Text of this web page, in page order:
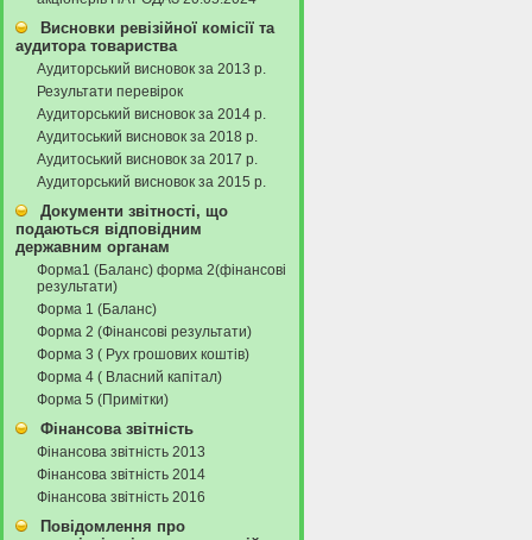
Висновки ревізійної комісії та
аудитора товариства
Аудиторський висновок за 2013 р.
Результати перевірок
Аудиторський висновок за 2014 р.
Аудитоський висновок за 2018 р.
Аудитоський висновок за 2017 р.
Аудиторський висновок за 2015 р.
Документи звітності, що
подаються відповідним
державним органам
Форма1 (Баланс) форма 2(фінансові
результати)
Форма 1 (Баланс)
Форма 2 (Фінансові результати)
Форма 3 ( Рух грошових коштів)
Форма 4 ( Власний капітал)
Форма 5 (Примітки)
Фінансова звітність
Фінансова звітність 2013
Фінансова звітність 2014
Фінансова звітність 2016
Повідомлення про